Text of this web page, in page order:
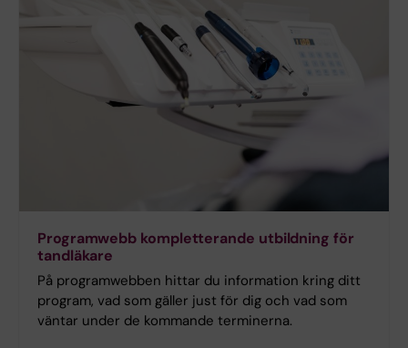
Programwebb kompletterande utbildning för
tandläkare
På programwebben hittar du information kring ditt
program, vad som gäller just för dig och vad som
väntar under de kommande terminerna.